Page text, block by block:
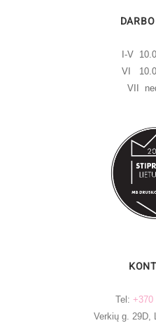
I-V
VI
VII
Tel: +370
Verkių g. 29D,